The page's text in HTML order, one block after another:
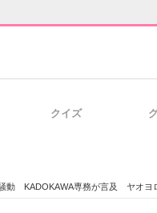
クイズ
動 KADOKAWA専務が言及 ヤオヨ